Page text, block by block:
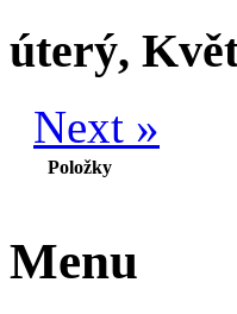
úterý,
Next »
Položky
Menu